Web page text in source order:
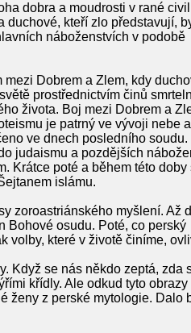
dobra a moudrosti v rané
duchové, kteří zlo představují,
náboženstvích v podobě
Dobrem a Zlem, kdy
prostřednictvím činů
života. Boj mezi Dobrem a
je patrný ve vývoji nebe a
ve dnech posledního soudu.
judaismu a pozdějších
Krátce poté a během této doby
islámu.
zoroastriánského myšlení. Až
Bohové osudu. Poté, co perský
volby, které v životě činíme,
Když se nás někdo zeptá, zda
křídly. Ale odkud tyto obrazy
ženy z perské mytologie. Dalo